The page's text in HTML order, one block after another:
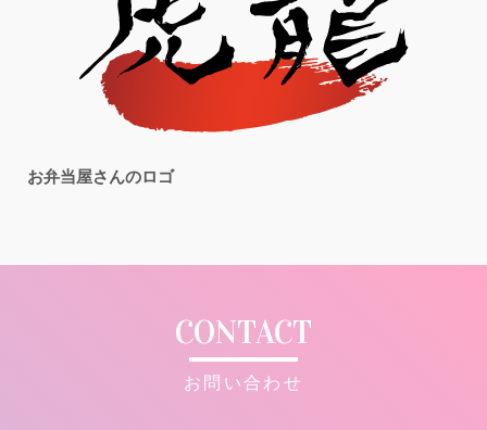
お弁当屋さんのロゴ
CONTACT
お問い合わせ